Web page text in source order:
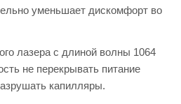
уменьшает дискомфорт во
лазера с длиной волны 1064
не перекрывать питание
капилляры.